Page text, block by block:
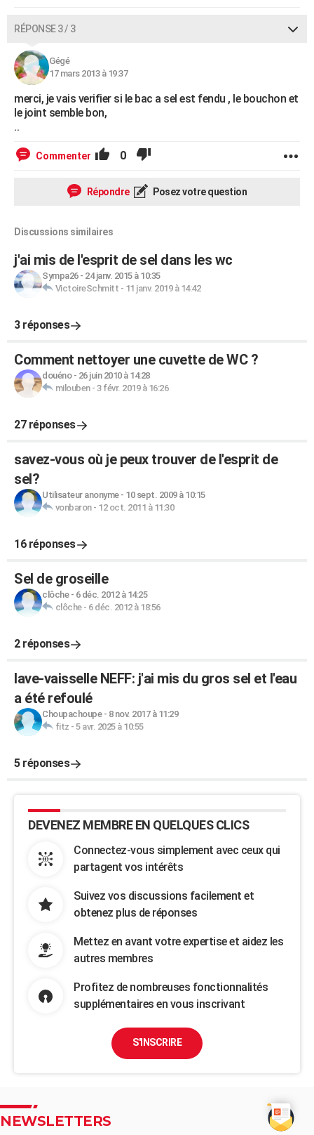
RÉPONSE 3 / 3
Gégé
17 mars 2013 à 19:37
merci, je vais verifier si le bac a sel est fendu , le bouchon et
le joint semble bon,
..
Commenter 0
Répondre Posez votre question
Discussions similaires
j'ai mis de l'esprit de sel dans les wc
Sympa26- 24 janv. 2015 à 10:35
VictoireSchmitt - 11 janv. 2019 à 14:42
3 réponses
Comment nettoyer une cuvette de WC ?
douéno- 26 juin 2010 à 14:28
milouben- 3 févr. 2019 à 16:26
27 réponses
savez-vous où je peux trouver de l'esprit de
sel?
Utilisateur anonyme- 10 sept. 2009 à 10:15
vonbaron- 12 oct. 2011 à 11:30
16 réponses
Sel de groseille
clôche- 6 déc. 2012 à 14:25
clôche- 6 déc. 2012 à 18:56
2 réponses
lave-vaisselle NEFF: j'ai mis du gros sel et l'eau
a été refoulé
Choupachoupe- 8 nov. 2017 à 11:29
fitz - 5 avr. 2025 à 10:55
5 réponses
DEVENEZ MEMBRE EN QUELQUES CLICS
Connectez-vous simplement avec ceux qui
partagent vos intérêts
Suivez vos discussions facilement et
obtenez plus de réponses
Mettez en avant votre expertise et aidez les
autres membres
Profitez de nombreuses fonctionnalités
supplémentaires en vous inscrivant
S'INSCRIRE
NEWSLETTERS